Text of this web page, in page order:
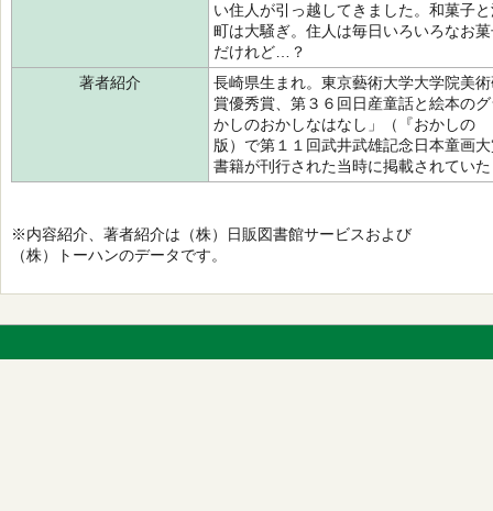
い住人が引っ越してきました。和菓子
町は大騒ぎ。住人は毎日いろいろなお
だけれど…？
著者紹介
長崎県生まれ。東京藝術大学大学院美
賞優秀賞、第３６回日産童話と絵本の
かしのおかしなはなし」（『おかし
版）で第１１回武井武雄記念日本童画
書籍が刊行された当時に掲載されてい
※内容紹介、著者紹介は（株）日販図書館サービスおよび
（株）トーハンのデータです。